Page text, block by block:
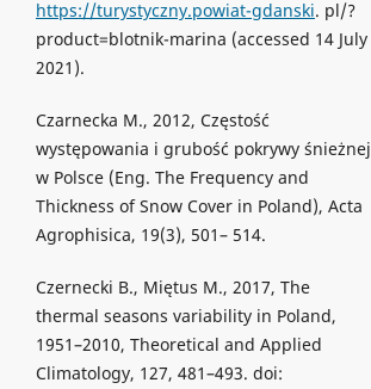
https://turystyczny.powiat-gdanski. pl/?
product=blotnik-marina (accessed 14 July
2021).
Czarnecka M., 2012, Częstość
występowania i grubość pokrywy śnieżnej
w Polsce (Eng. The Frequency and
Thickness of Snow Cover in Poland), Acta
Agrophisica, 19(3), 501– 514.
Czernecki B., Miętus M., 2017, The
thermal seasons variability in Poland,
1951–2010, Theoretical and Applied
Climatology, 127, 481–493. doi: